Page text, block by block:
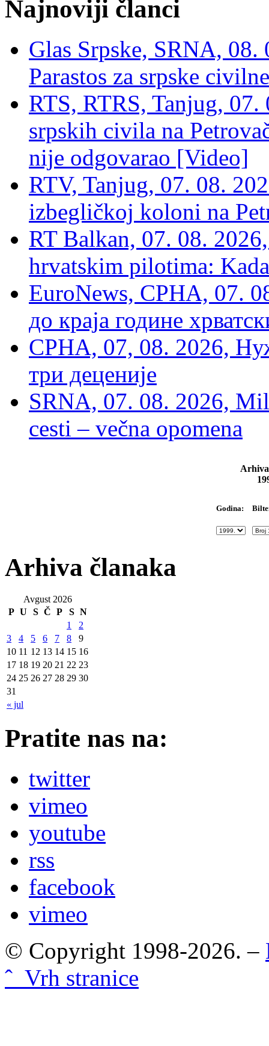
Najnoviji članci
Glas Srpske, SRNA,
Parastos za srpske
RTS, RTRS, Tanjug,
srpskih civila na
nije odgovarao [Video]
RTV, Tanjug, 07. 08.
izbegličkoj koloni na
RT Balkan, 07. 08.
hrvatskim pilotima:
EuroNews, СРНА, 07.
до краја године
СРНА, 07, 08. 2026,
три деценије
SRNA, 07. 08. 2026,
cesti – večna opomena
Godina:
Arhiva članaka
Avgust 2026
P U S Č P S N
« jul
1
2
3
4 5 6 7 8
9
10 11 12 13 14 15 16
17 18 19 20 21 22 23
24 25 26 27 28 29 30
31
Pratite nas na:
twitter
vimeo
youtube
rss
facebook
vimeo
© Copyright 1998-2026. –
ˆ Vrh stranice